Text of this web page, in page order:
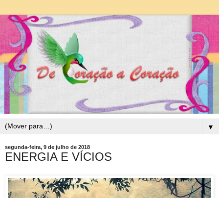
▼
segunda-feira, 9 de julho de 2018
ENERGIA E VÍCIOS